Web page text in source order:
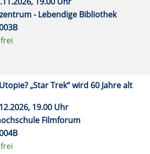
- Lebendige Bibliothek
„Star Trek“ wird 60 Jahre alt
19.00 Uhr
Filmforum